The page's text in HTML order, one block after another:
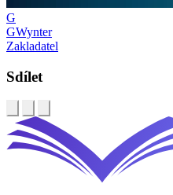
G
GWynter
Zakladatel
Sdílet